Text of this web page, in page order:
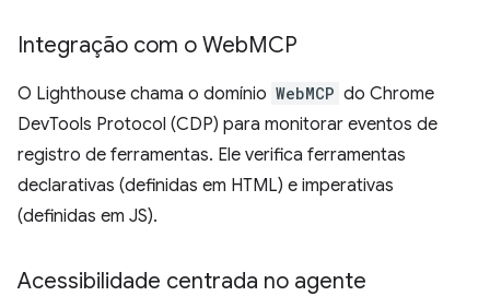
Integração com o WebMCP
O Lighthouse chama o domínio WebMCP do Chrome
DevTools Protocol (CDP) para monitorar eventos de
registro de ferramentas. Ele verifica ferramentas
declarativas (definidas em HTML) e imperativas
(definidas em JS).
Acessibilidade centrada no agente